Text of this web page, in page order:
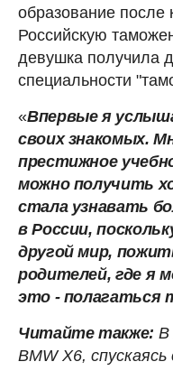
образование
Российскую
девушка получила
специальности
«Впервые я
своих знакомых.
престижное
можно получить
стала узнавать
в России,
другой мир,
родителей, где я
это - полагаться
Читайте также: В
BMW X6,